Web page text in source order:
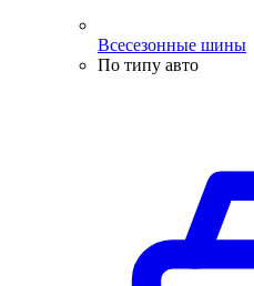
Всесезонные шины
По типу авто